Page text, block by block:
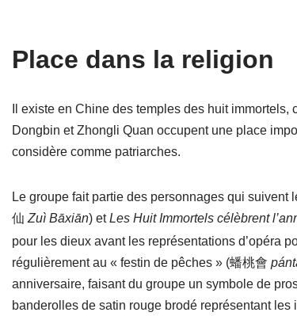
Place dans la religion
Il existe en Chine des temples des huit immortels,
Dongbin et Zhongli Quan occupent une place
considère comme patriarches.
Le groupe fait partie des personnages qui
仙 Zuì Bāxiān) etLes Huit Immortels célèbrent
pour les dieux avant les représentations d’opéra
régulièrement au « festin de pêches » (蟠桃會
anniversaire, faisant du groupe un symbole de
banderolles de satin rouge brodé représentant